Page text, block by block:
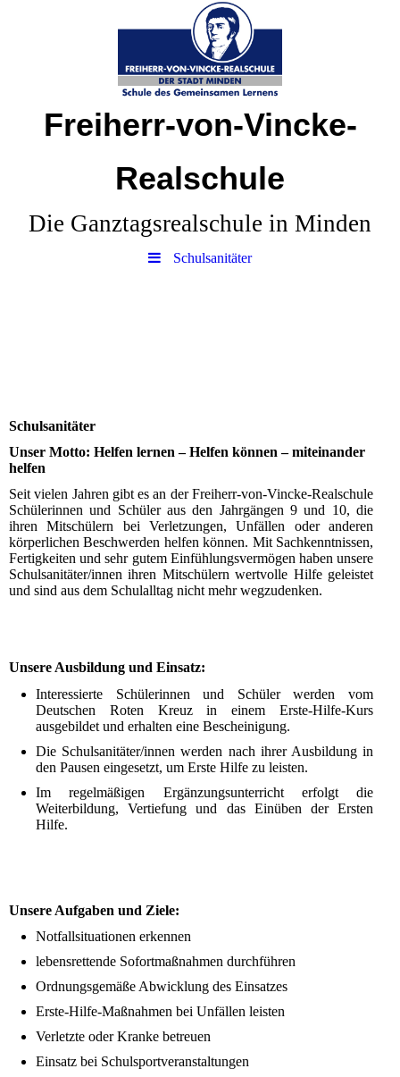
Freiherr-von-Vincke-
Realschule
Die Ganztagsrealschule in Minden
Schulsanitäter
Schulsanitäter
Unser Motto: Helfen lernen – Helfen können – miteinander
helfen
Seit vielen Jahren gibt es an der Freiherr-von-Vincke-Realschule
Schülerinnen und Schüler aus den Jahrgängen 9 und 10, die
ihren Mitschülern bei Verletzungen, Unfällen oder anderen
körperlichen Beschwerden helfen können. Mit Sachkenntnissen,
Fertigkeiten und sehr gutem Einfühlungsvermögen haben unsere
Schulsanitäter/innen ihren Mitschülern wertvolle Hilfe geleistet
und sind aus dem Schulalltag nicht mehr wegzudenken.
Unsere Ausbildung und Einsatz:
Interessierte Schülerinnen und Schüler werden vom
Deutschen Roten Kreuz in einem Erste-Hilfe-Kurs
ausgebildet und erhalten eine Bescheinigung.
Die Schulsanitäter/innen werden nach ihrer Ausbildung in
den Pausen eingesetzt, um Erste Hilfe zu leisten.
Im regelmäßigen Ergänzungsunterricht erfolgt die
Weiterbildung, Vertiefung und das Einüben der Ersten
Hilfe.
Unsere Aufgaben und Ziele:
Notfallsituationen erkennen
lebensrettende Sofortmaßnahmen durchführen
Ordnungsgemäße Abwicklung des Einsatzes
Erste-Hilfe-Maßnahmen bei Unfällen leisten
Verletzte oder Kranke betreuen
Einsatz bei Schulsportveranstaltungen